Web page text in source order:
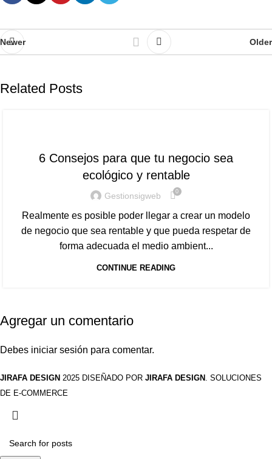
Newer Older
Related Posts
6 Consejos para que tu negocio sea
ecológico y rentable
Gestionsigweb 0
Realmente es posible poder llegar a crear un modelo
de negocio que sea rentable y que pueda respetar de
forma adecuada el medio ambient...
CONTINUE READING
Agregar un comentario
Debes iniciar sesión para comentar.
JIRAFA DESIGN 2025 DISEÑADO POR JIRAFA DESIGN . SOLUCIONES
DE E-COMMERCE